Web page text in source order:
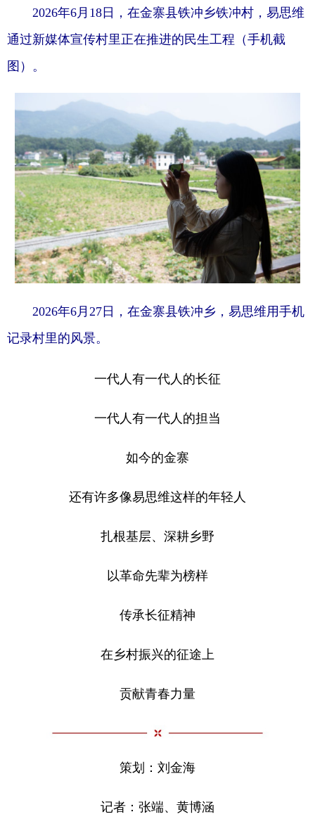
2026年6月18日，在金寨县铁冲乡铁冲村，易思维
通过新媒体宣传村里正在推进的民生工程（手机截
图）。
2026年6月27日，在金寨县铁冲乡，易思维用手机
记录村里的风景。
一代人有一代人的长征
一代人有一代人的担当
如今的金寨
还有许多像易思维这样的年轻人
扎根基层、深耕乡野
以革命先辈为榜样
传承长征精神
在乡村振兴的征途上
贡献青春力量
策划：刘金海
记者：张端、黄博涵